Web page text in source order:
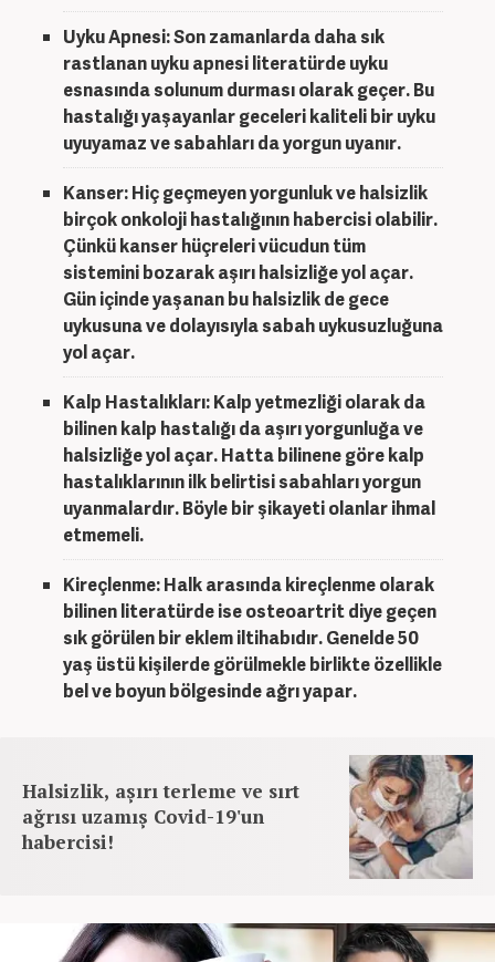
Uyku Apnesi: Son zamanlarda daha sık
rastlanan uyku apnesi literatürde uyku
esnasında solunum durması olarak geçer. Bu
hastalığı yaşayanlar geceleri kaliteli bir uyku
uyuyamaz ve sabahları da yorgun uyanır.
Kanser: Hiç geçmeyen yorgunluk ve halsizlik
birçok onkoloji hastalığının habercisi olabilir.
Çünkü kanser hüçreleri vücudun tüm
sistemini bozarak aşırı halsizliğe yol açar.
Gün içinde yaşanan bu halsizlik de gece
uykusuna ve dolayısıyla sabah uykusuzluğuna
yol açar.
Kalp Hastalıkları: Kalp yetmezliği olarak da
bilinen kalp hastalığı da aşırı yorgunluğa ve
halsizliğe yol açar. Hatta bilinene göre kalp
hastalıklarının ilk belirtisi sabahları yorgun
uyanmalardır. Böyle bir şikayeti olanlar ihmal
etmemeli.
Kireçlenme:Halk arasında kireçlenme olarak
bilinen literatürde ise osteoartrit diye geçen
sık görülen bir eklem iltihabıdır. Genelde 50
yaş üstü kişilerde görülmekle birlikte özellikle
bel ve boyun bölgesinde ağrı yapar.
Halsizlik, aşırı terleme ve sırt
ağrısı uzamış Covid-19'un
habercisi!